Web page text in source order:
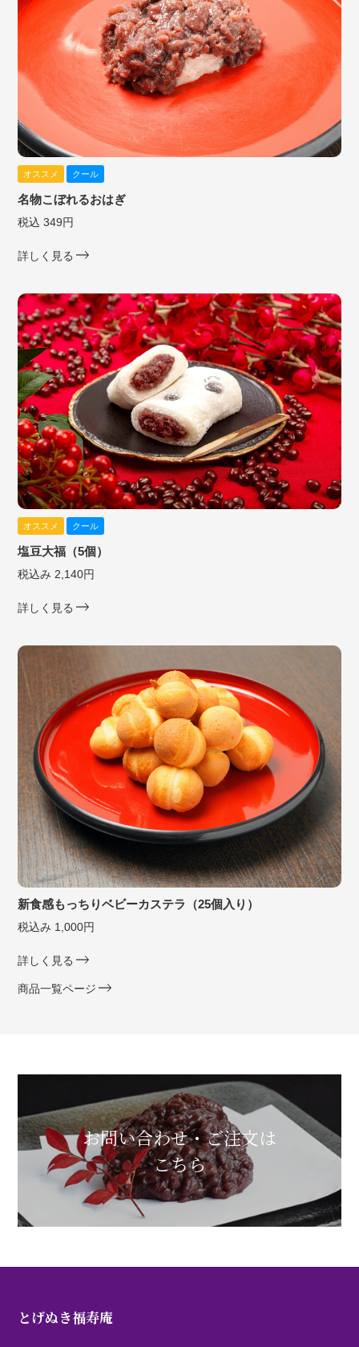
オススメ クール
名物こぼれるおはぎ
税込 349円
詳しく見る
オススメ クール
塩豆大福（5個）
税込み 2,140円
詳しく見る
新食感もっちりベビーカステラ（25個入り）
税込み 1,000円
詳しく見る
商品一覧ページ
お問い合わせ・ご注文は
こちら
とげぬき福寿庵